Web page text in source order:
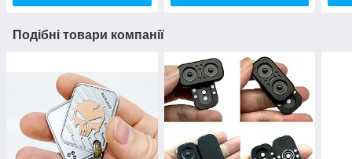
Подібні товари компанії